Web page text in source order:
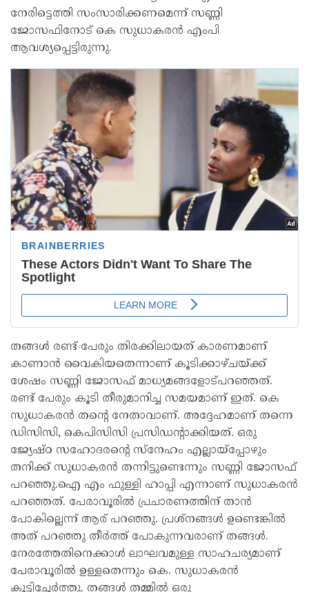
നേരിട്ടെത്തി സംസാരിക്കണമെന്ന് സണ്ണി
ജോസഫിനോട് കെ സുധാകരൻ എംപി
ആവശ്യപ്പെട്ടിരുന്നു.
തങ്ങൾ രണ്ട് പേരും തിരക്കിലായത് കാരണമാണ്
കാണാൻ വൈകിയതെന്നാണ് കൂടിക്കാഴ്ചയ്ക്ക്
ശേഷം സണ്ണി ജോസഫ് മാധ്യമങ്ങളോട്പറഞ്ഞത്.
രണ്ട് പേരും കൂടി തീരുമാനിച്ച സമയമാണ് ഇത്. കെ
സുധാകരൻ തൻ്റെ നേതാവാണ്. അദ്ദേഹമാണ് തന്നെ
ഡിസിസി, കെപിസിസി പ്രസിഡന്റാക്കിയത്. ഒരു
ജ്യേഷ്ഠ സഹോദരന്റെ സ്നേഹം എല്ലായ്പ്പോഴും
തനിക്ക് സുധാകരൻ തന്നിട്ടുണ്ടെന്നും സണ്ണി ജോസഫ്
പറഞ്ഞു.ഐ എം ഫുള്ളി ഹാപ്പി എന്നാണ് സുധാകരൻ
പറഞ്ഞത്. പേരാവൂരിൽ പ്രചാരണത്തിന് താൻ
പോകില്ലെന്ന് ആര് പറഞ്ഞു. പ്രശ്നങ്ങൾ ഉണ്ടെങ്കിൽ
അത് പറഞ്ഞു തീർത്ത് പോകുന്നവരാണ് തങ്ങൾ.
നേരത്തേതിനെക്കാൾ ലാഘവമുള്ള സാഹചര്യമാണ്
പേരാവൂരിൽ ഉള്ളതെന്നും കെ. സുധാകരൻ
കൂട്ടിച്ചേർത്തു. തങ്ങൾ തമ്മിൽ ഒരു